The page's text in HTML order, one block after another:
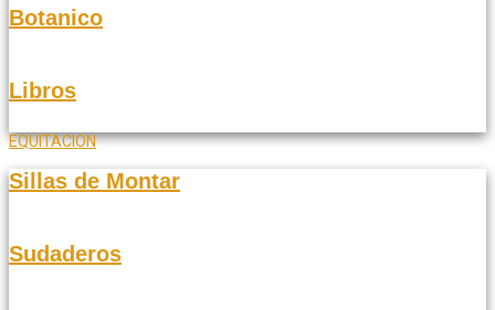
Botanico
Libros
EQUITACION
Sillas de Montar
Sudaderos